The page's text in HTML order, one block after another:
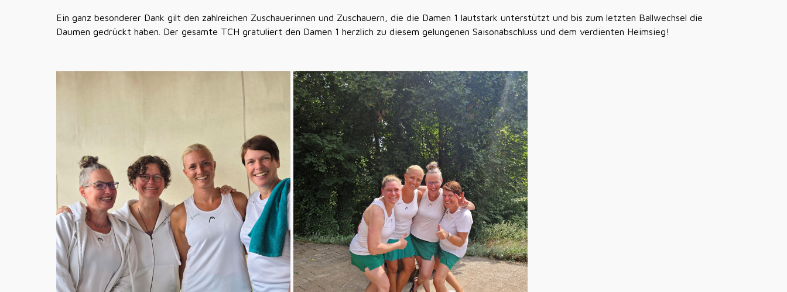
Ein ganz besonderer Dank gilt den zahlreichen Zuschauerinnen und Zuschauern, die die Damen 1 lautstark unterstützt und bis zum letzten Ballwechsel die
Daumen gedrückt haben. Der gesamte TCH gratuliert den Damen 1 herzlich zu diesem gelungenen Saisonabschluss und dem verdienten Heimsieg!